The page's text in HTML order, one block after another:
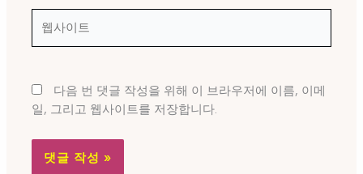
다음 번 댓글 작성을 위해 이 브라우저에 이름, 이메
일, 그리고 웹사이트를 저장합니다.